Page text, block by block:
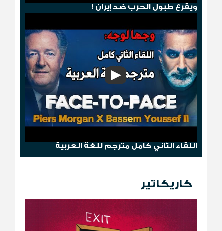
ويقرع طبول الحرب ضد إيران !
اللقاء الثاني كامل مترجم للغة العربية
كاريكاتير